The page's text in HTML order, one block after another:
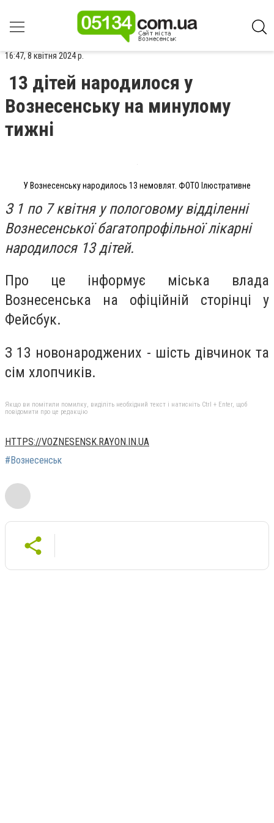
16:47, 8 квітня 2024 р.
13 дітей народилося у
Вознесенську на минулому
тижні
У Вознесенську народилось 13 немовлят. ФОТО Ілюстративне
З 1 по 7 квітня у пологовому відділенні
Вознесенської багатопрофільної лікарні
народилося 13 дітей.
Про це інформує міська влада
Вознесенська на офіційній сторінці у
Фейсбук.
З 13 новонароджених - шість дівчинок та
сім хлопчиків.
Якщо ви помітили помилку, виділіть необхідний текст і натисніть Ctrl + Enter, щоб
повідомити про це редакцію
HTTPS://VOZNESENSK.RAYON.IN.UA
#Вознесенськ